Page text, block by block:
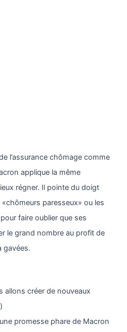
l’assurance chômage comme
applique la même
régner. Il pointe du doigt
paresseux» ou les
faire oublier que ses
le grand nombre au profit de
gavées.
allons créer de nouveaux
)
promesse phare de Macron